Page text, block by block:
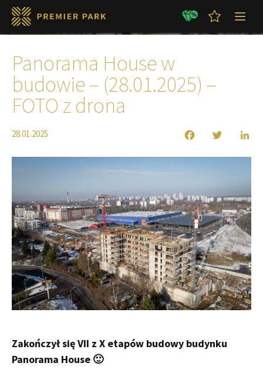
Aktualności
Panorama House w
budowie – (28.01.2025) –
FOTO z drona
28.01.2025
Zakończył się VII z X etapów budowy budynku
Panorama House 🙂